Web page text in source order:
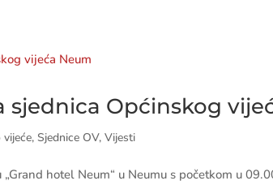
sjednica Općinskog
vijeće,Sjednice OV,Vijesti
hotel Neum“ u Neumu s početkom u